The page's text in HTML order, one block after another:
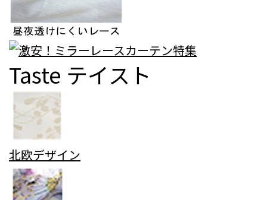
Taste テイスト
北欧デザイン